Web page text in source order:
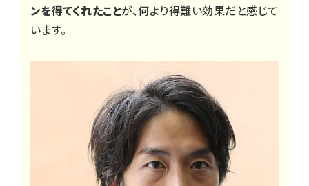
ンを得てくれたことが、何より得難い効果だと感じて
います。